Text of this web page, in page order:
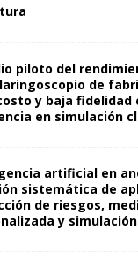
piloto del
de
y baja fidelidad
en simulación
artificial en
sistemática de
de riesgos,
y